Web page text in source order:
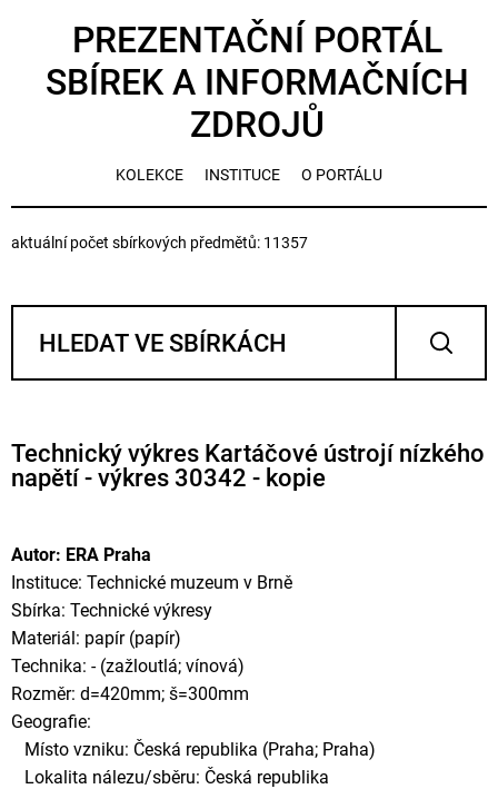
PREZENTAČNÍ PORTÁL
SBÍREK A INFORMAČNÍCH
ZDROJŮ
KOLEKCE INSTITUCE O PORTÁLU
aktuální počet sbírkových předmětů: 11357
Technický výkres Kartáčové ústrojí nízkého
napětí - výkres 30342 - kopie
Autor: ERA Praha
Instituce: Technické muzeum v Brně
Sbírka: Technické výkresy
Materiál: papír (papír)
Technika: - (zažloutlá; vínová)
Rozměr: d=420mm; š=300mm
Geografie:
Místo vzniku: Česká republika (Praha; Praha)
Lokalita nálezu/sběru: Česká republika